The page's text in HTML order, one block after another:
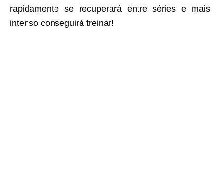
rapidamente se recuperará entre séries e mais
intenso conseguirá treinar!